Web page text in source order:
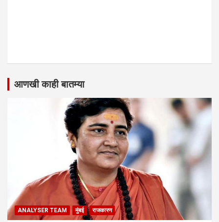
आणखी काही बातम्या
ANALYSER TEAM मुंबई राजकारण